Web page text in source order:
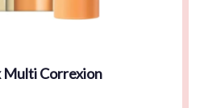
Multi Correxion